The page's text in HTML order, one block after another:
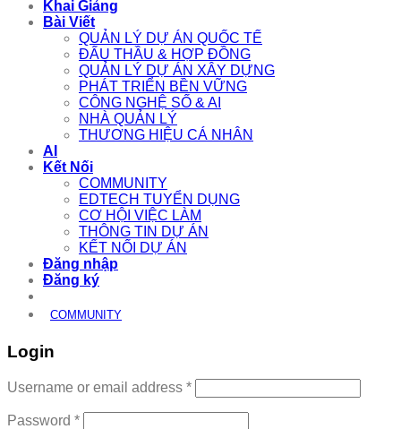
Khai Giảng
Bài Viết
QUẢN LÝ DỰ ÁN QUỐC TẾ
ĐẤU THẦU & HỢP ĐỒNG
QUẢN LÝ DỰ ÁN XÂY DỰNG
PHÁT TRIỂN BỀN VỮNG
CÔNG NGHỆ SỐ & AI
NHÀ QUẢN LÝ
THƯƠNG HIỆU CÁ NHÂN
AI
Kết Nối
COMMUNITY
EDTECH TUYỂN DỤNG
CƠ HỘI VIỆC LÀM
THÔNG TIN DỰ ÁN
KẾT NỐI DỰ ÁN
Đăng nhập
Đăng ký
COMMUNITY
Login
Username or email address *Required
Password *Required